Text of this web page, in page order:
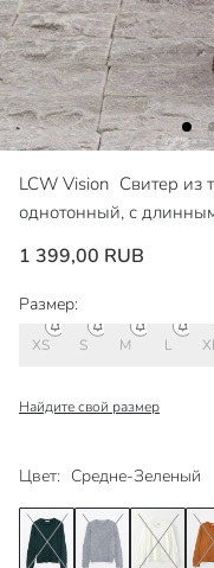
LCW Vision Свитер из
однотонный, с
1 399,00 RUB
Цвет: Средне-Зеленый
Размер:
XS S M L
Найдите свой размер